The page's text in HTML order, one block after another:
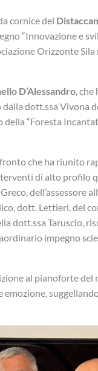
cornice del
“Innovazione e
Orizzonte
D’Alessandro, che
dott.ssa Vivona
“Foresta
che ha riunito
di alto profilo
dell’assessore
dott. Lettieri, del
dott.ssa Taruscio,
impegno
al pianoforte